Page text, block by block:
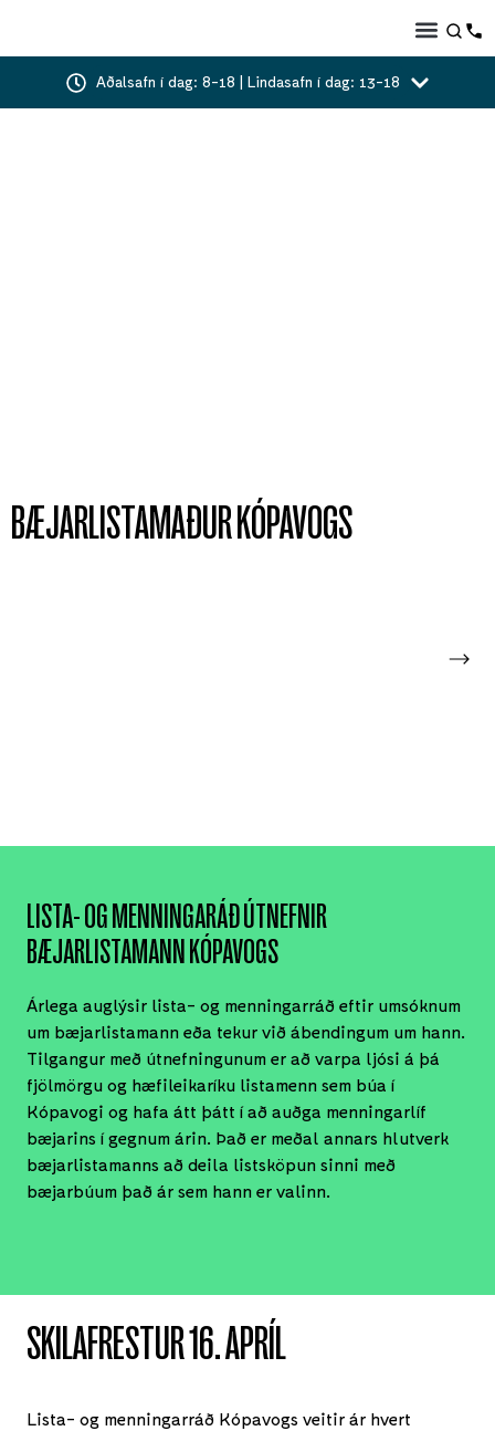
Aðalsafn í dag: 8-18 | Lindasafn í dag: 13-18
BÆJARLISTAMAÐUR KÓPAVOGS
LISTA- OG MENNINGARÁÐ ÚTNEFNIR
BÆJARLISTAMANN KÓPAVOGS
Árlega auglýsir lista- og menningarráð eftir umsóknum
um bæjarlistamann eða tekur við ábendingum um hann.
Tilgangur með útnefningunum er að varpa ljósi á þá
fjölmörgu og hæfileikaríku listamenn sem búa í
Kópavogi og hafa átt þátt í að auðga menningarlíf
bæjarins í gegnum árin. Það er meðal annars hlutverk
bæjarlistamanns að deila listsköpun sinni með
bæjarbúum það ár sem hann er valinn.
Lista- og menningarráð Kópavogs veitir ár hvert
SKILAFRESTUR 16. APRÍL